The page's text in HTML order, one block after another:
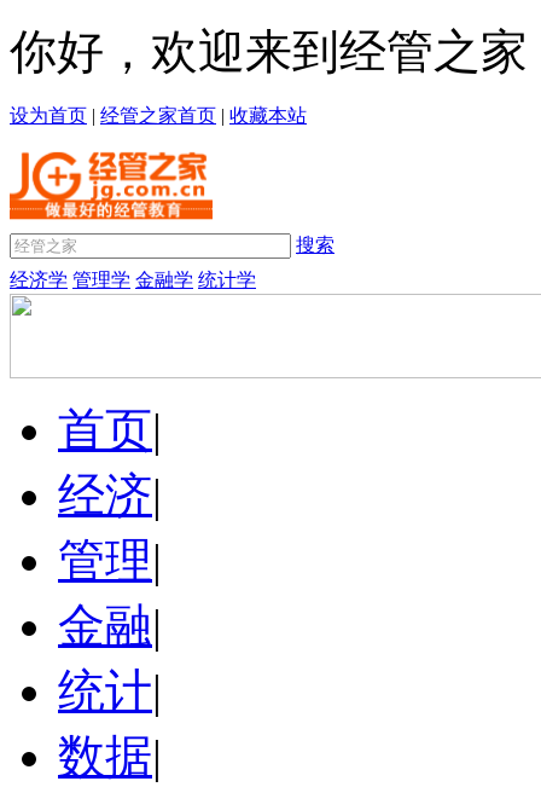
你好，欢迎来到经管之家
设为首页 | 经管之家首页 | 收藏本站
搜索
经济学 管理学 金融学 统计学
首页|
经济|
管理|
金融|
统计|
数据|